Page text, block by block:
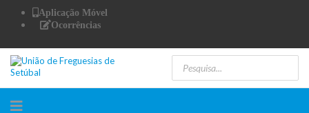
Aplicação Móvel
Ocorrências